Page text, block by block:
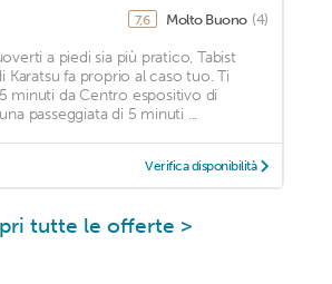
7,6 Molto Buono (4)
a piedi sia più pratico, Tabist
Karatsu fa proprio al caso tuo. Ti
minuti da Centro espositivo di
passeggiata di 5 minuti ...
Verifica disponibilità
tutte le offerte >